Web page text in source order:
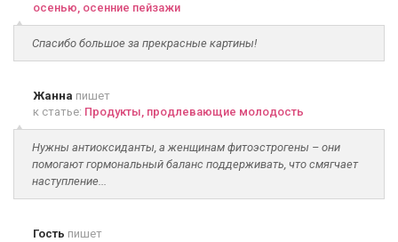
осенью, осенние пейзажи
Спасибо большое за прекрасные картины!
Жанна пишет
к статье: Продукты, продлевающие молодость
Нужны антиоксиданты, а женщинам фитоэстрогены – они
помогают гормональный баланс поддерживать, что смягчает
наступление...
Гость пишет